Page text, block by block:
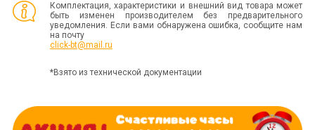
Комплектация, характеристики и внешний вид товара может
быть изменен производителем без предварительного
уведомления. Если вами обнаружена ошибка, сообщите нам
на почту
click-bt@mail.ru
*Взято из технической документации